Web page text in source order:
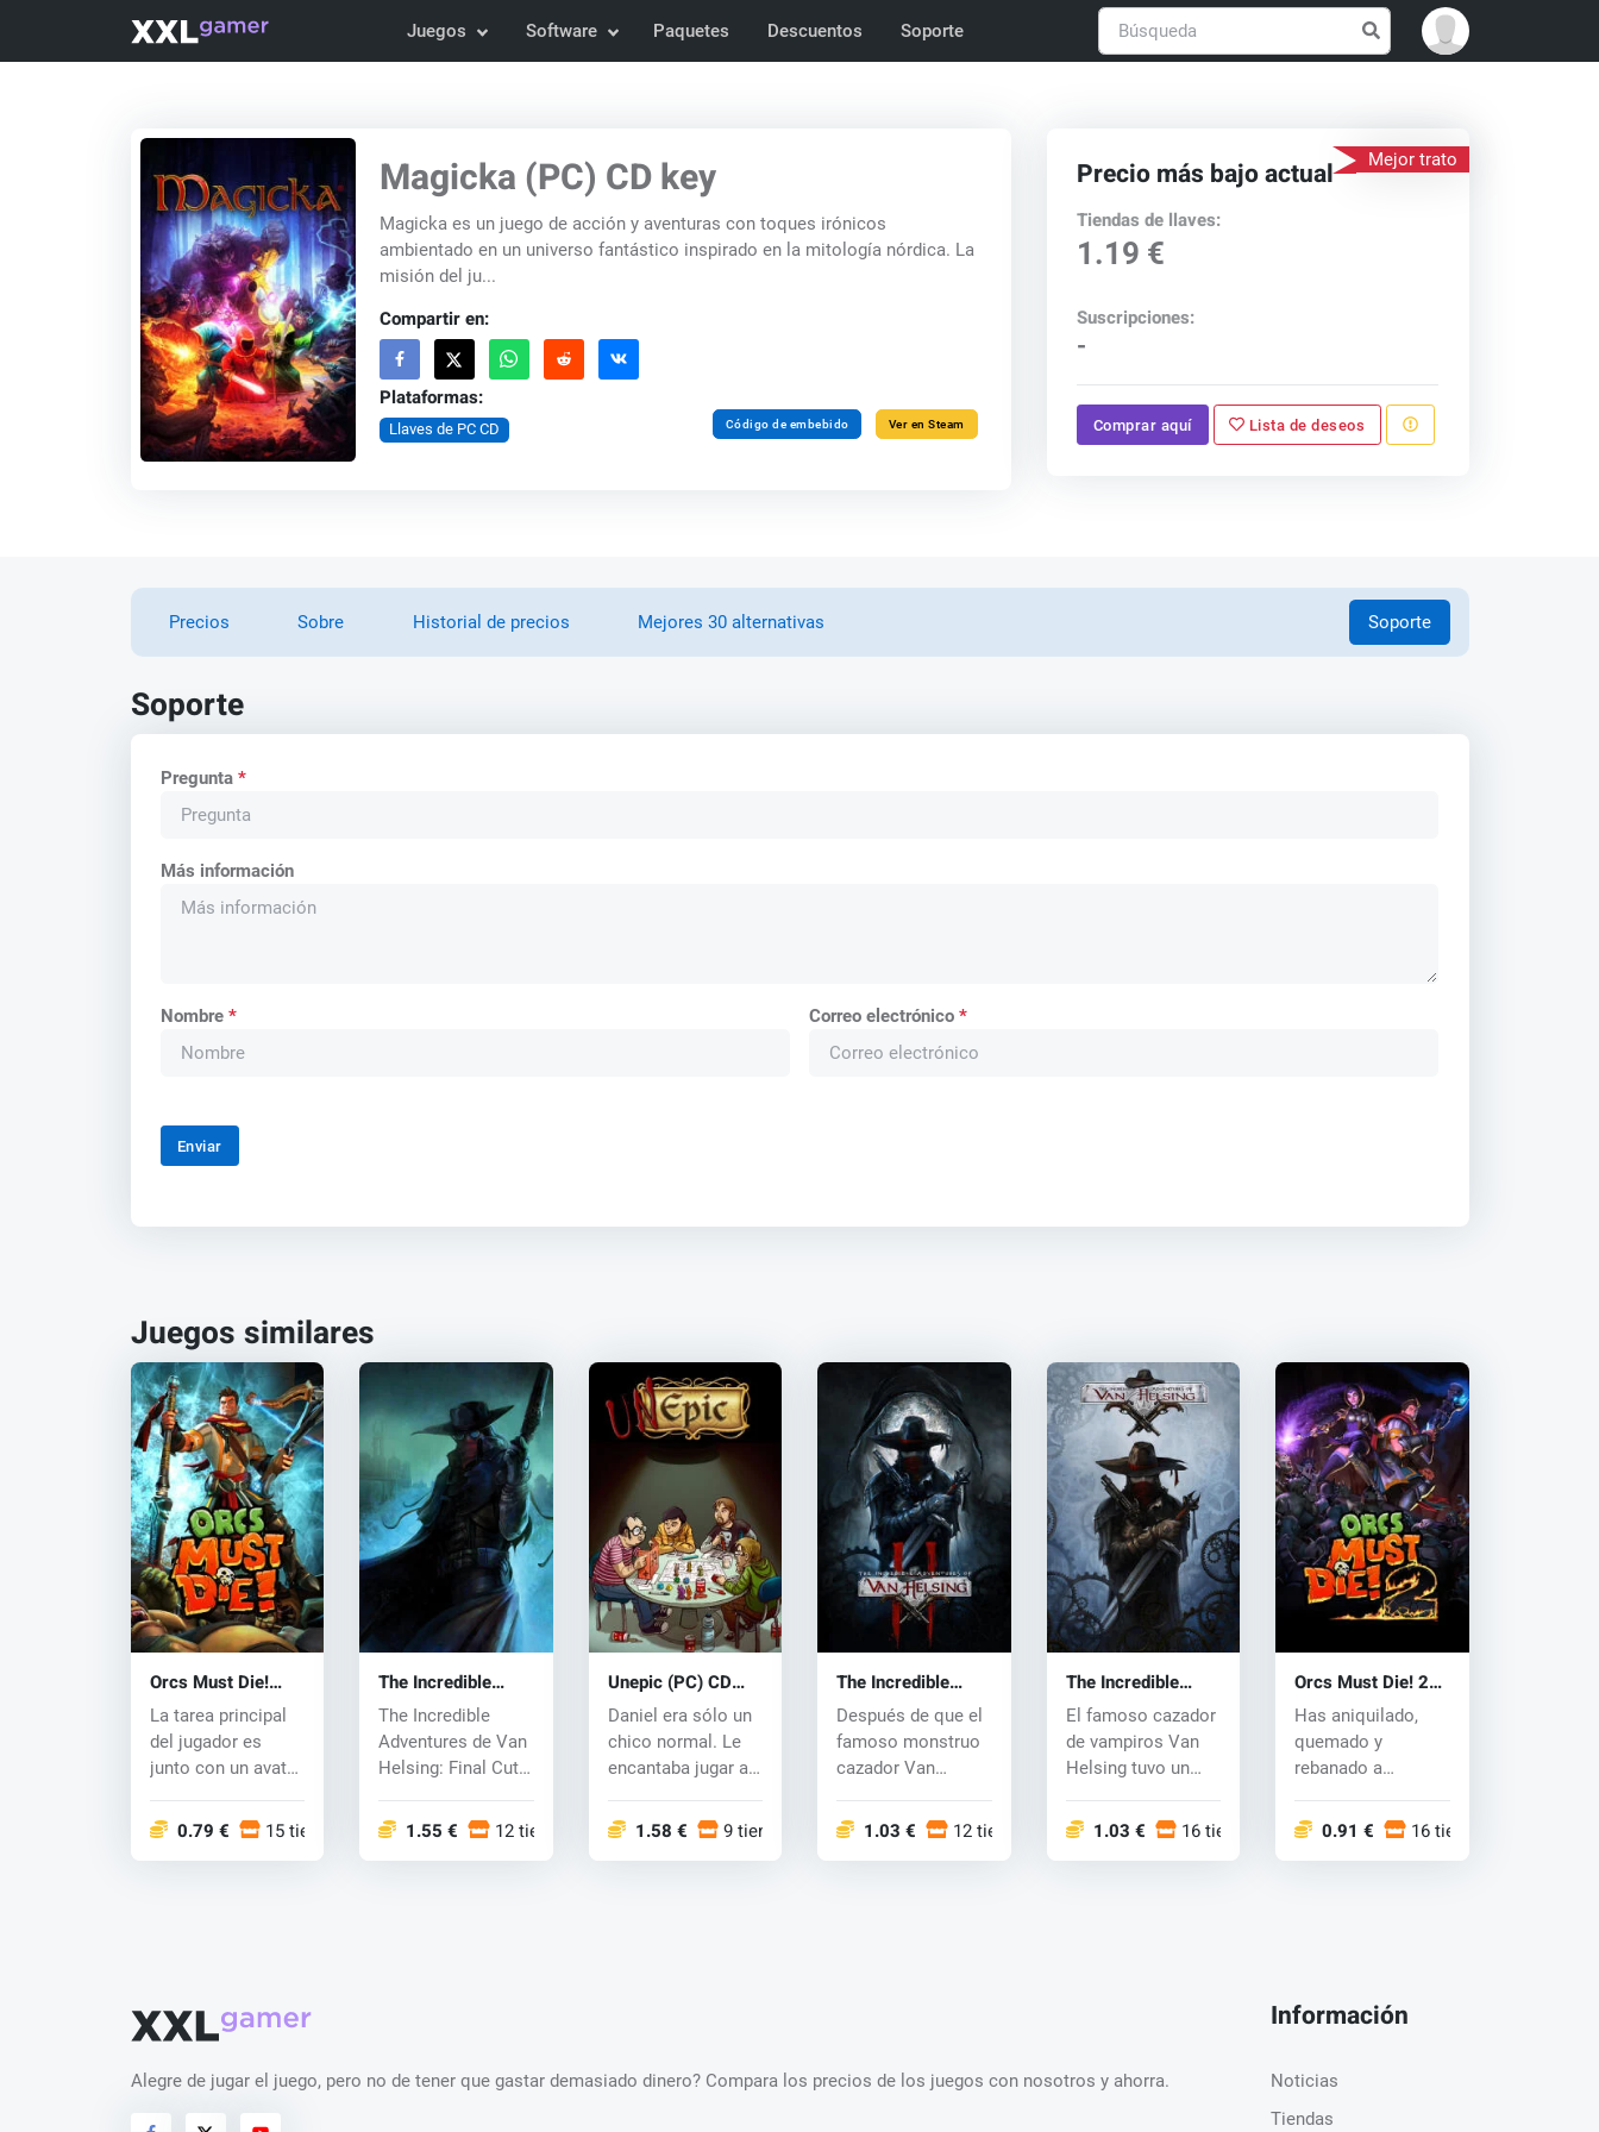
Juegos Software Paquetes Descuentos Soporte
Magicka (PC) CD key
Magicka es un juego de acción y aventuras con toques irónicos
ambientado en un universo fantástico inspirado en la mitología nórdica. La
misión del ju...
Compartir en:
Plataformas:
Llaves de PC CD Código de embebido Ver en Steam
Mejor trato
Precio más bajo actual
Tiendas de llaves:
1.19 €
Suscripciones:
-
Comprar aquí Lista de deseos
Precios Sobre Historial de precios Mejores 30 alternativas Soporte
Soporte
Pregunta*
Más información
Nombre* Correo electrónico *
Enviar
Juegos similares
Orcs Must Die!
(PC) CD key
La tarea principal
del jugador es
junto con un avatar
l... 0.79 € 15 tiendas
The Incredible
Adventures of Van
Helsing: Final Cut
(PC) CD key
The Incredible
Adventures de Van
Helsing: Final Cut
separada...
1.55 € 12 tiendas
Unepic (PC) CD
key
Daniel era sólo un
chico normal. Le
encantaba jugar a
pel...1.58 € 9 tiendas
The Incredible
Adventures of Van
Helsing 2 (PC) CD
key
Después de que el
famoso monstruo
cazador Van
mal en Bor...
1.03 € 12 tiendas
The Incredible
Adventures of Van
Helsing (PC) CD
key
El famoso cazador
de vampiros Van
Helsing tuvo un
descendiente, hé...
1.03 € 16 tiendas
Orcs Must Die! 2
(PC) CD key
Has aniquilado,
quemado y
rebanado a
¡Ahora, lo que
0.91 € 16 tiendas
Alegre de jugar el juego, pero no de tener que gastar demasiado dinero? Compara los precios de los juegos con nosotros y ahorra.
Información
Noticias
Tiendas